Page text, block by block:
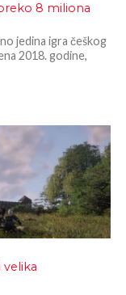
8 miliona
jedina igra češkog
2018. godine,
velika